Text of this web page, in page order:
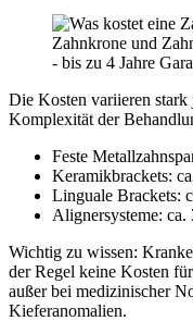
Zahnkrone und
- bis zu 4 Jahre
Die Kosten variieren stark
Komplexität der
Feste
Keramikbrackets:
Linguale Brackets:
Alignersysteme:
Wichtig zu wissen:
der Regel keine Kosten
außer bei medizinischer
Kieferanomalien.